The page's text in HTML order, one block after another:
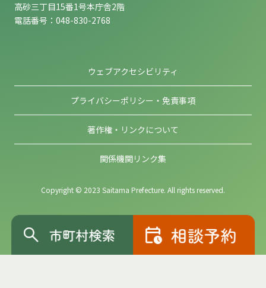
高砂三丁目15番1号本庁舎2階
電話番号：048-830-2768
ウェブアクセシビリティ
プライバシーポリシー・免責事項
著作権・リンクについて
関係機関リンク集
Copyright © 2023 Saitama Prefecture. All rights reserved.